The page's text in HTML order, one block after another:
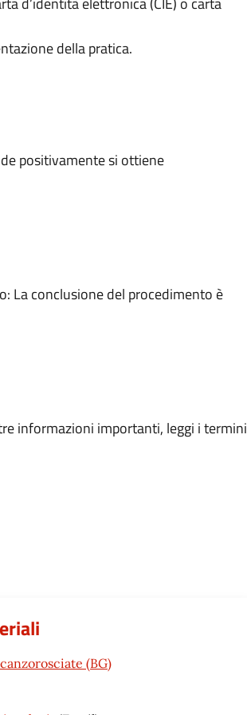
della pratica.
positivamente si ottiene
La conclusione del procedimento è
informazioni importanti, leggi i termini
(BG)